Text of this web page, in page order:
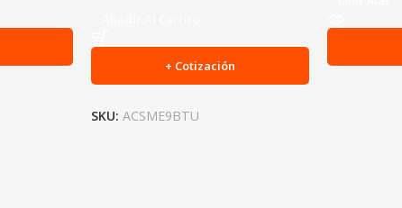
+ Cotización
SKU: ACSME9BTU